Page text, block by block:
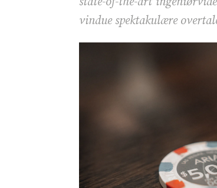
vindue spektakulære